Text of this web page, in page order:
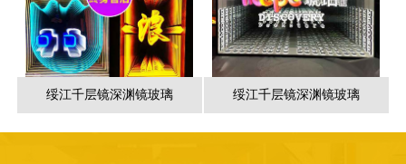
绥江千层镜深渊镜玻璃 绥江千层镜深渊镜玻璃